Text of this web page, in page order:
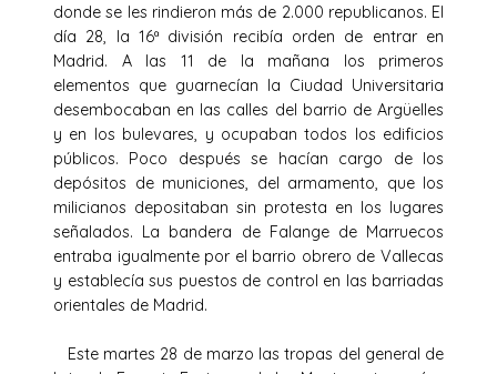
donde se les rindieron más de 2.000 republicanos. El
día 28, la 16ª división recibía orden de entrar en
Madrid. A las 11 de la mañana los primeros
elementos que guarnecían la Ciudad Universitaria
desembocaban en las calles del barrio de Argüelles
y en los bulevares, y ocupaban todos los edificios
públicos. Poco después se hacían cargo de los
depósitos de municiones, del armamento, que los
milicianos depositaban sin protesta en los lugares
señalados. La bandera de Falange de Marruecos
entraba igualmente por el barrio obrero de Vallecas
y establecía sus puestos de control en las barriadas
orientales de Madrid.
Este martes 28 de marzo las tropas del general de